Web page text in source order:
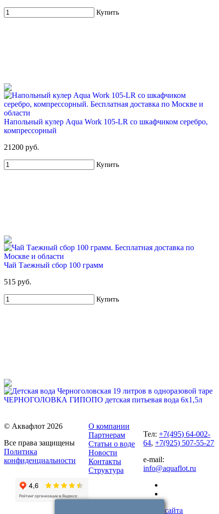
Горная (3х19л)
5%
Набор воды ХВАЛОВСКАЯ и ЧЕРНОГОЛОВКА (4х19л)
2 385 руб2 515 руб
4%
Набор воды ХВАЛОВСКАЯ 3 вида (3х19л)
Для новых клиентов. Стартовый набор ХВАЛОВСКАЯ
Deluxe (3х19л)
Купить
Напольный кулер Aqua Work 105-LR со шкафчиком серебро,
компрессорный
21200 руб.
Купить
Чай Таежный сбор 100 грамм
515 руб.
Купить
ЧЕРНОГОЛОВКА ГИПОПО детская питьевая вода 6х1,5л
72.00 руб/шт
Купить
© Аквафлот 2026
Все права защищены
Политика
конфиденциальности
О компании
Партнерам
Статьи о воде
Новости
Контакты
Структура
Тел:+7(495) 64-002-
64,+7(925) 507-55-27
e-mail:
info@aquaflot.ru
Карта сайта